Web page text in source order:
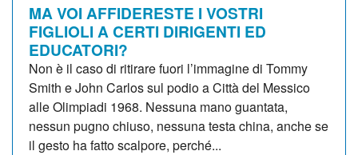
MA VOI AFFIDERESTE I VOSTRI
FIGLIOLI A CERTI DIRIGENTI ED
EDUCATORI?
Non è il caso di ritirare fuori l’immagine di Tommy
Smith e John Carlos sul podio a Città del Messico
alle Olimpiadi 1968. Nessuna mano guantata,
nessun pugno chiuso, nessuna testa china, anche se
il gesto ha fatto scalpore, perché...